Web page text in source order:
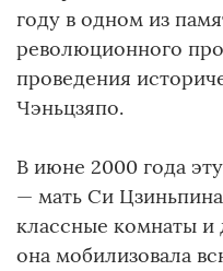
году в одном из
революционного
проведения
Чэньцзяпо.
В июне 2000 года
— мать Си
классные комнаты
она мобилизовала